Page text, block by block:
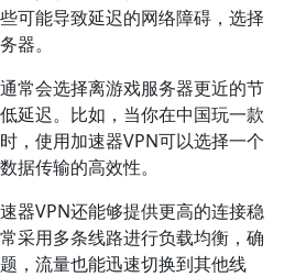
可能导致延迟的网络障碍，选择
器。
常会选择离游戏服务器更近的节
延迟。比如，当你在中国玩一款
，使用加速器VPN可以选择一个
据传输的高效性。
器VPN还能够提供更高的连接稳
采用多条线路进行负载均衡，确
，流量也能迅速切换到其他线